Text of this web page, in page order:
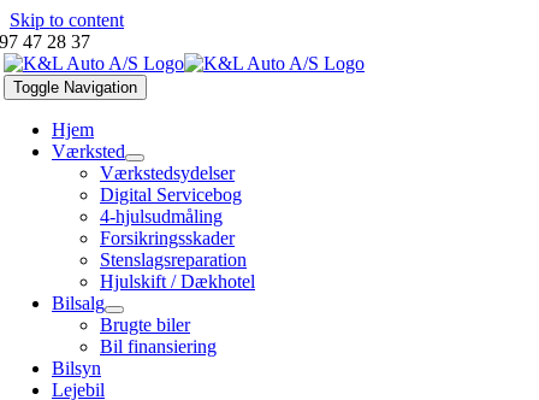
Skip to content
97 47 28 37
Toggle Navigation
Hjem
Værksted
Værkstedsydelser
Digital Servicebog
4-hjulsudmåling
Forsikringsskader
Stenslagsreparation
Hjulskift / Dækhotel
Bilsalg
Brugte biler
Bil finansiering
Bilsyn
Lejebil